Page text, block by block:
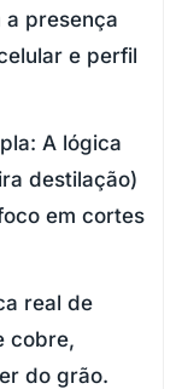
presença
e perfil
A lógica
destilação)
em cortes
real de
cobre,
do grão.